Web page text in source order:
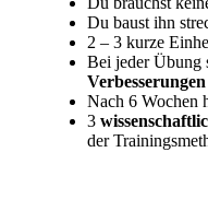
Du baust ihn
2 – 3 kurze
Bei jeder Übung
Verbesserungen
Nach 6 Wochen
3
der